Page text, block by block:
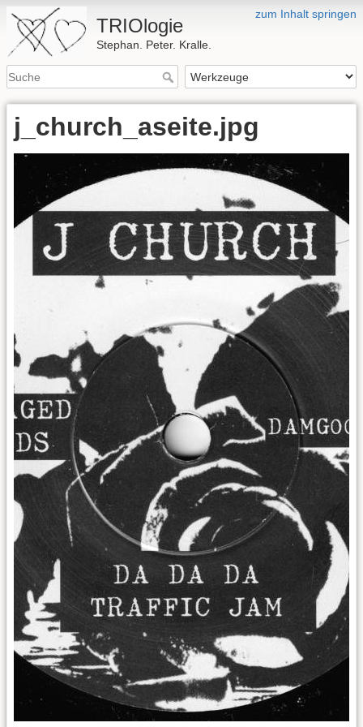
zum Inhalt springen
TRIOlogie
Stephan. Peter. Kralle.
j_church_aseite.jpg